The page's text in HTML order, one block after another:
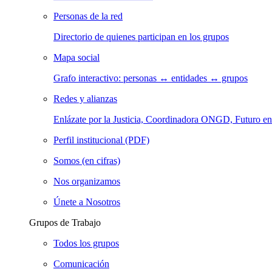
Personas de la red
Directorio de quienes participan en los grupos
Mapa social
Grafo interactivo: personas ↔ entidades ↔ grupos
Redes y alianzas
Enlázate por la Justicia, Coordinadora ONGD, Futuro
Perfil institucional (PDF)
Somos (en cifras)
Nos organizamos
Únete a Nosotros
Grupos de Trabajo
Todos los grupos
Comunicación